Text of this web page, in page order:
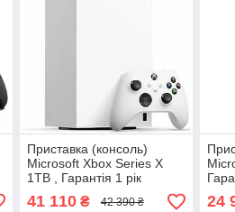
Приставка (консоль)
Microsoft Xbox Series X
1TB , Гарантія 1 рік
41 110₴ 42 390 ₴ 24